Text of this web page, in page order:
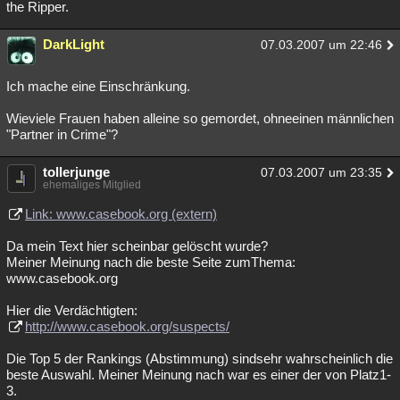
the Ripper.
DarkLight 07.03.2007 um 22:46
Ich mache eine Einschränkung.
Wieviele Frauen haben alleine so gemordet, ohneeinen männlichen
"Partner in Crime"?
tollerjunge 07.03.2007 um 23:35
ehemaliges Mitglied
Link: www.casebook.org (extern)
Da mein Text hier scheinbar gelöscht wurde?
Meiner Meinung nach die beste Seite zumThema:
www.casebook.org
Hier die Verdächtigten:
http://www.casebook.org/suspects/
Die Top 5 der Rankings (Abstimmung) sindsehr wahrscheinlich die
beste Auswahl. Meiner Meinung nach war es einer der von Platz1-
3.